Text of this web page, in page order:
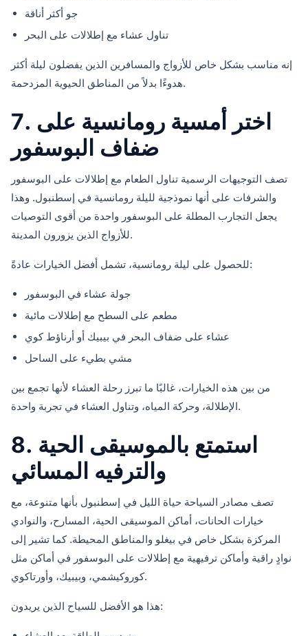
جو أكثر أناقة
تناول عشاء مع إطلالات على البحر
إنه مناسب بشكل خاص للأزواج والمسافرين الذين يفضلون ليلة أكثر
هدوءًا بدلاً من المناطق الحيوية المزدحمة.
7. اختر أمسية رومانسية على
ضفاف البوسفور
تصف التوجيهات الرسمية تناول الطعام مع إطلالات على البوسفور
والشرفات على أنها نموذجية لليلة رومانسية في إسطنبول. وهذا
يجعل التجارب المطلة على البوسفور واحدة من أقوى التوصيات
للأزواج الذين يزورون المدينة.
للحصول على ليلة رومانسية، تشمل أفضل الخيارات عادةً:
جولة عشاء في البوسفور
مطعم على السطح مع إطلالات مائية
عشاء على ضفاف البحر في بيبيك أو أرناؤط كوي
مشي بطيء على الساحل
من بين هذه الخيارات، غالبًا ما تبرز رحلة العشاء لأنها تجمع بين
الإطلالة، وحركة المياه، وتناول العشاء في تجربة واحدة.
8. استمتع بالموسيقى الحية
والترفيه المسائي
تصف مصادر السياحة حياة الليل في إسطنبول بأنها متنوعة، مع
خيارات الحانات، أماكن الموسيقى الحية، المسارح، والنوادي
المركزة بشكل خاص في بيغلو والمناطق المحيطة. كما تشير إلى
نوادٍ راقية وأماكن ترفيهية مع إطلالات على البوسفور في أماكن مثل
كوروكيشمي، وبيبيك، وأورتاكوي.
هذا هو الأفضل للسياح الذين يريدون: